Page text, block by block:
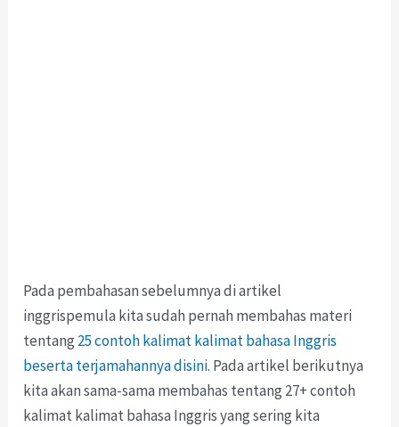
Pada pembahasan sebelumnya di artikel
inggrispemula kita sudah pernah membahas materi
tentang 25 contoh kalimat kalimat bahasa Inggris
beserta terjamahannya disini. Pada artikel berikutnya
kita akan sama-sama membahas tentang 27+ contoh
kalimat kalimat bahasa Inggris yang sering kita